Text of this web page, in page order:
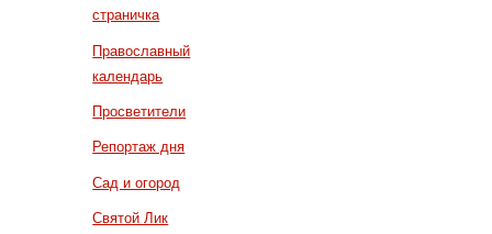
страничка
Православный
календарь
Просветители
Репортаж дня
Сад и огород
Святой Лик